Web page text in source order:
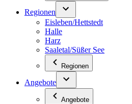
Regionen
Eisleben/Hettstedt
Halle
Harz
Saaletal/Süßer See
Regionen
Angebote
Angebote